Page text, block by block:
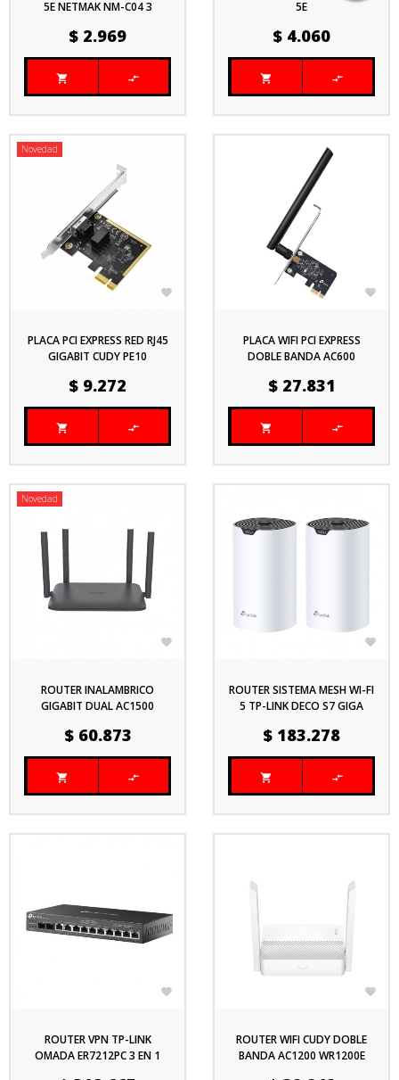
5E NETMAK NM-C04 3
Precio
$ 2.969
 
5E
Precio
$ 4.060
 

Novedad
PLACA PCI EXPRESS RED RJ45
GIGABIT CUDY PE10
Precio
$ 9.272
 

PLACA WIFI PCI EXPRESS
DOBLE BANDA AC600
Precio
$ 27.831
 

Novedad
ROUTER INALAMBRICO
GIGABIT DUAL AC1500
Precio
$ 60.873
 

ROUTER SISTEMA MESH WI-FI
5 TP-LINK DECO S7 GIGA
Precio
$ 183.278
 

ROUTER VPN TP-LINK
OMADA ER7212PC 3 EN 1

ROUTER WIFI CUDY DOBLE
BANDA AC1200 WR1200E